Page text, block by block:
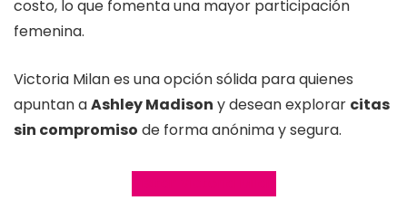
costo, lo que fomenta una mayor participación
femenina.
Victoria Milan es una opción sólida para quienes
apuntan aAshley Madison y desean explorar citas
sin compromiso de forma anónima y segura.